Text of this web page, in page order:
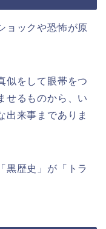
ョックや恐怖が原
似をして眼帯をつ
せるものから、い
出来事までありま
黒歴史」が「トラ